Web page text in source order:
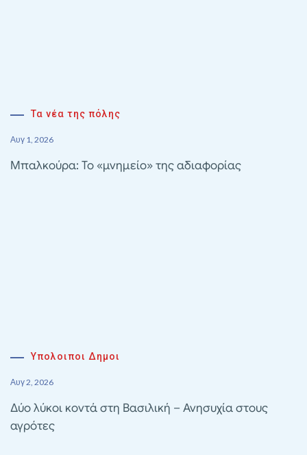
Τα νέα της πόλης
Αυγ 1, 2026
Μπαλκούρα: Το «μνημείο» της αδιαφορίας
Υπολοιποι Δημοι
Αυγ 2, 2026
Δύο λύκοι κοντά στη Βασιλική – Ανησυχία στους
αγρότες